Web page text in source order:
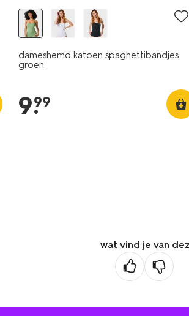
dameshemd katoen spaghettibandjes
groen
9.
99
wat vind je van